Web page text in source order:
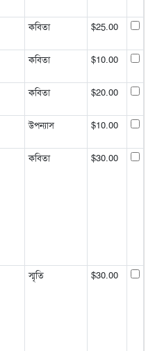
কবিতা $25.00
কবিতা $10.00
কবিতা $20.00
উপন্যাস $10.00
কবিতা $30.00
স্মৃতি $30.00